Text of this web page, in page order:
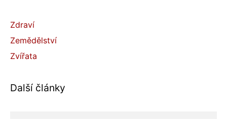
Zdraví
Zemědělství
Zvířata
Další články